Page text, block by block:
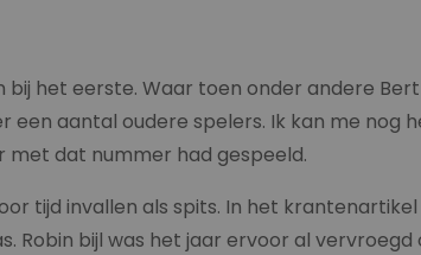
het eerste. Waar toen onder andere
aantal oudere spelers. Ik kan me nog
met dat nummer had gespeeld.
tijd invallen als spits. In het
Robin bijl was het jaar ervoor al vervroegd